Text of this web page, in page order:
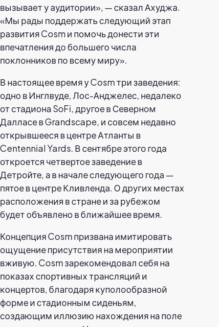
вызывает у аудитории», — сказал Ахуджа.
«Мы рады поддержать следующий этап
развития Cosm и помочь донести эти
впечатления до большего числа
поклонников по всему миру».
В настоящее время у Cosm три заведения:
одно в Инглвуде, Лос-Анджелес, недалеко
от стадиона SoFi, другое в Северном
Далласе в Grandscape, и совсем недавно
открывшееся в центре Атланты в
Centennial Yards. В сентябре этого года
откроется четвертое заведение в
Детройте, а в начале следующего года —
пятое в центре Кливленда. О других местах
расположения в стране и за рубежом
будет объявлено в ближайшее время.
Концепция Cosm призвана имитировать
ощущение присутствия на мероприятии
вживую. Cosm зарекомендовал себя на
показах спортивных трансляций и
концертов, благодаря куполообразной
форме и стадионным сиденьям,
создающим иллюзию нахождения на поле